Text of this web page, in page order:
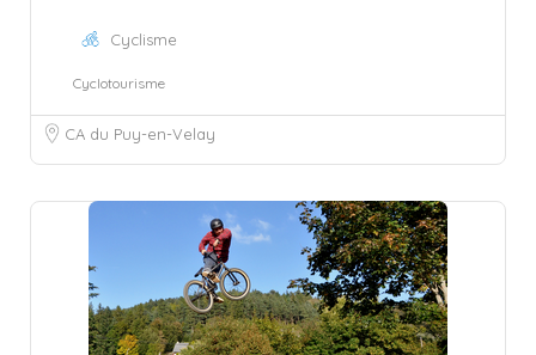
Cyclisme
Cyclotourisme
CA du Puy-en-Velay